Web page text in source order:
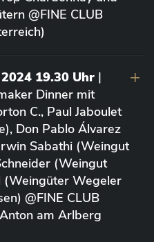
@FINE CLUB
19.30 Uhr |
Dinner mit
C., Paul Jaboulet
Don Pablo Álvarez
Sabathi (Weingut
(Weingut
(Weingüter Wegeler
@FINE CLUB
am Arlberg